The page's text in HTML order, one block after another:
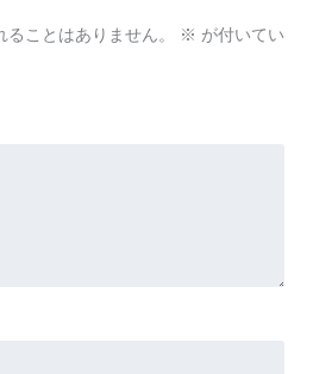
ことはありません。 ※ が付いてい